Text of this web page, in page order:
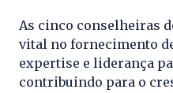
As cinco conselheiras
vital no fornecimento
expertise e liderança
contribuindo para o